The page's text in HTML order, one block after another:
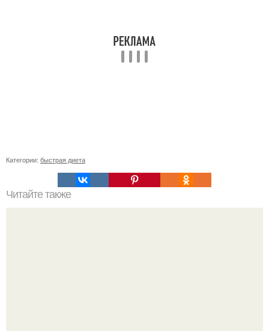
Категории: быстрая диета
Читайте также